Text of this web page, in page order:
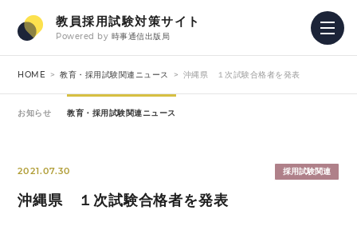
教員採用試験対策サイト
Powered by 時事通信出版局
HOME 教育・採用試験関連ニュース 沖縄県 １次試験合格者を発表
お知らせ 教育・採用試験関連ニュース
2021.07.30 採用試験関連
沖縄県 １次試験合格者を発表